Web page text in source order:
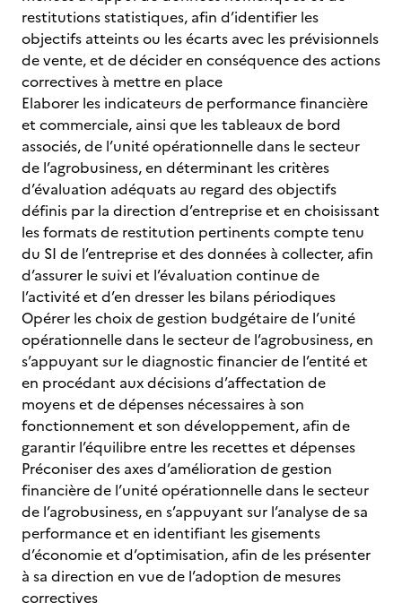
restitutions statistiques, afin d’identifier les
objectifs atteints ou les écarts avec les prévisionnels
de vente, et de décider en conséquence des actions
correctives à mettre en place
Elaborer les indicateurs de performance financière
et commerciale, ainsi que les tableaux de bord
associés, de l’unité opérationnelle dans le secteur
de l’agrobusiness, en déterminant les critères
d’évaluation adéquats au regard des objectifs
définis par la direction d’entreprise et en choisissant
les formats de restitution pertinents compte tenu
du SI de l’entreprise et des données à collecter, afin
d’assurer le suivi et l’évaluation continue de
l’activité et d’en dresser les bilans périodiques
Opérer les choix de gestion budgétaire de l’unité
opérationnelle dans le secteur de l’agrobusiness, en
s’appuyant sur le diagnostic financier de l’entité et
en procédant aux décisions d’affectation de
moyens et de dépenses nécessaires à son
fonctionnement et son développement, afin de
garantir l’équilibre entre les recettes et dépenses
Préconiser des axes d’amélioration de gestion
financière de l’unité opérationnelle dans le secteur
de l’agrobusiness, en s’appuyant sur l’analyse de sa
performance et en identifiant les gisements
d’économie et d’optimisation, afin de les présenter
à sa direction en vue de l’adoption de mesures
correctives